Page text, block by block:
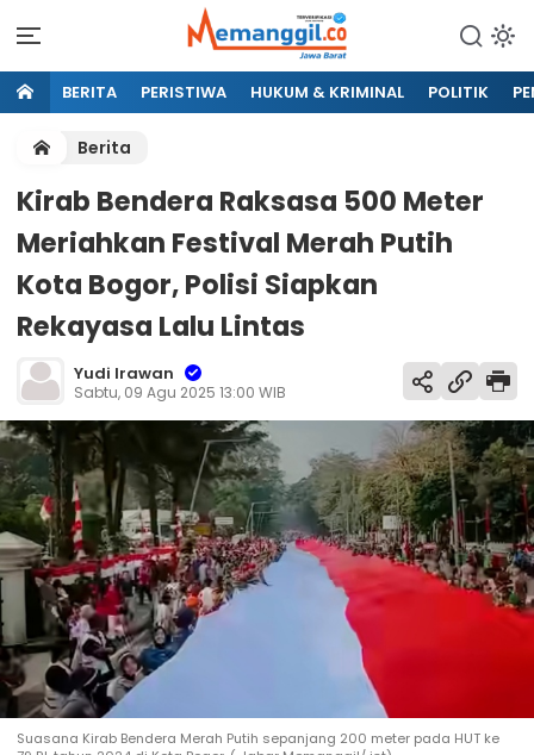
BERITA PERISTIWA HUKUM & KRIMINAL POLITIK
Berita
Kirab Bendera Raksasa 500 Meter
Meriahkan Festival Merah Putih
Kota Bogor, Polisi Siapkan
Rekayasa Lalu Lintas
Yudi Irawan
Sabtu, 09 Agu 2025 13:00 WIB
Suasana Kirab Bendera Merah Putih sepanjang 200 meter pada HUT ke